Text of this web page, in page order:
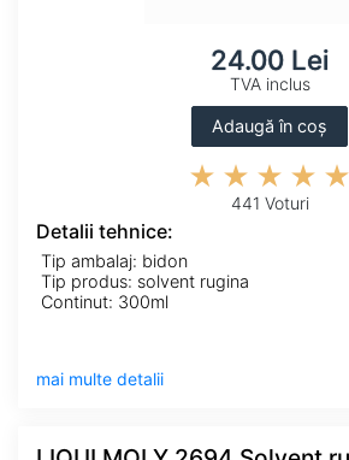
24.00 Lei
TVA inclus
Adaugă în coș
441 Voturi
Detalii tehnice:
Tip ambalaj: bidon
Tip produs: solvent rugina
Continut: 300ml
mai multe detalii